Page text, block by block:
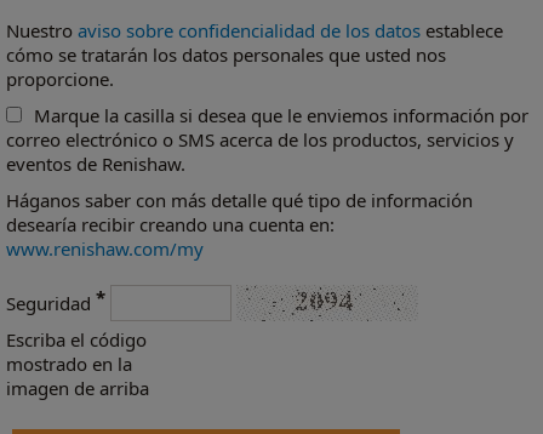
Nuestro aviso sobre confidencialidad de los datos establece
cómo se tratarán los datos personales que usted nos
proporcione.
Marque la casilla si desea que le enviemos información por
correo electrónico o SMS acerca de los productos, servicios y
eventos de Renishaw.
Háganos saber con más detalle qué tipo de información
desearía recibir creando una cuenta en:
www.renishaw.com/my
Seguridad *
Escriba el código
mostrado en la
imagen de arriba